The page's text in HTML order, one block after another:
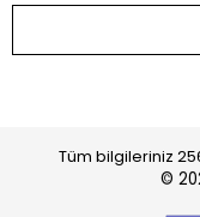
Tüm bilgileriniz
©